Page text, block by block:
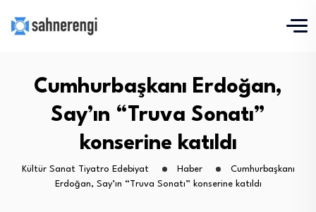
Cumhurbaşkanı Erdoğan,
Say’ın “Truva Sonatı”
konserine katıldı
Kültür Sanat Tiyatro Edebiyat Haber
Cumhurbaşkanı
Erdoğan, Say’ın “Truva Sonatı” konserine katıldı